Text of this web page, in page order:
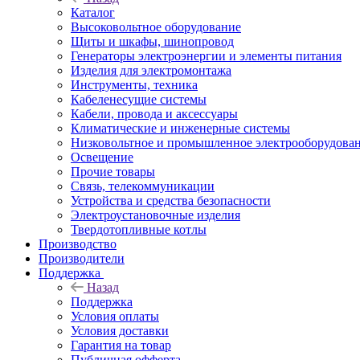
Каталог
Высоковольтное оборудование
Щиты и шкафы, шинопровод
Генераторы электроэнергии и элементы питания
Изделия для электромонтажа
Инструменты, техника
Кабеленесущие системы
Кабели, провода и аксессуары
Климатические и инженерные системы
Низковольтное и промышленное
Освещение
Прочие товары
Связь, телекоммуникации
Устройства и средства безопасности
Электроустановочные изделия
Твердотопливные котлы
Производство
Производители
Поддержка
Назад
Поддержка
Условия оплаты
Условия доставки
Гарантия на товар